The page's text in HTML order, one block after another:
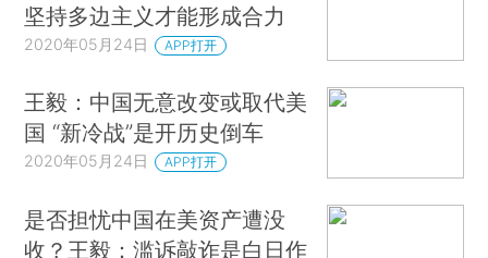
坚持多边主义才能形成合力
2020年05月24日 APP打开
王毅：中国无意改变或取代美
国 “新冷战”是开历史倒车
2020年05月24日 APP打开
是否担忧中国在美资产遭没
收？王毅：滥诉敲诈是白日作